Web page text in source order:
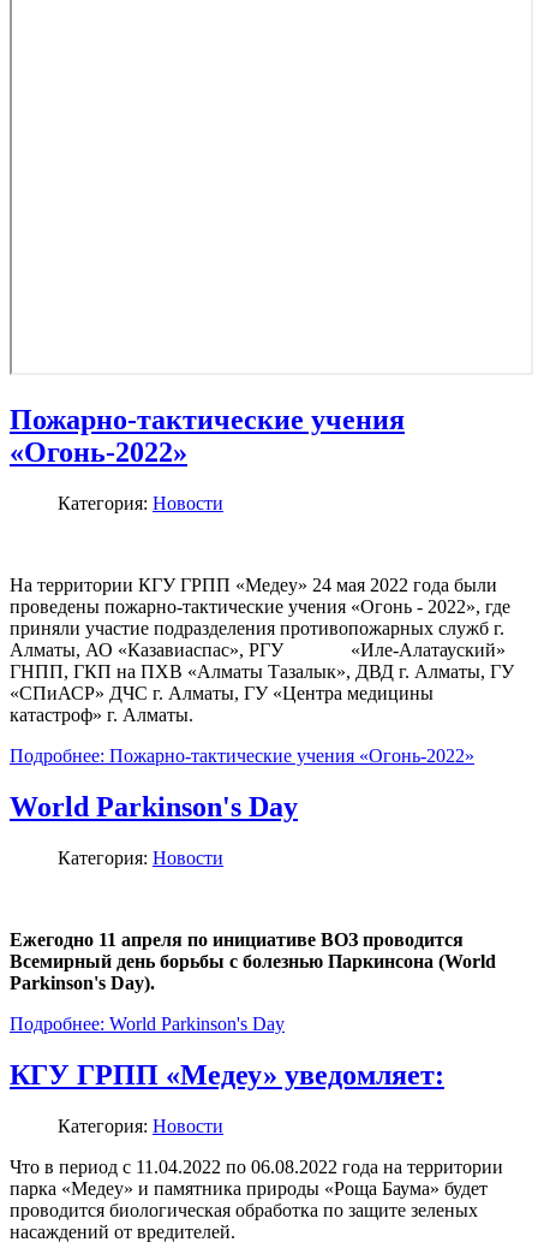
Пожарно-тактические учения
«Огонь-2022»
Категория: Новости
На территории КГУ ГРПП «Медеу» 24 мая 2022 года были
проведены пожарно-тактические учения «Огонь - 2022», где
приняли участие подразделения противопожарных служб г.
Алматы, АО «Казавиаспас», РГУ «Иле-Алатауский»
ГНПП, ГКП на ПХВ «Алматы Тазалык», ДВД г. Алматы, ГУ
«СПиАСР» ДЧС г. Алматы, ГУ «Центра медицины
катастроф» г. Алматы.
Подробнее: Пожарно-тактические учения «Огонь-2022»
World Parkinson's Day
Категория: Новости
Ежегодно 11 апреля по инициативе ВОЗ проводится
Всемирный день борьбы с болезнью Паркинсона (World
Parkinson's Day).
Подробнее: World Parkinson's Day
КГУ ГРПП «Медеу» уведомляет:
Категория: Новости
Что в период с 11.04.2022 по 06.08.2022 года на территории
парка «Медеу» и памятника природы «Роща Баума» будет
проводится биологическая обработка по защите зеленых
насаждений от вредителей.